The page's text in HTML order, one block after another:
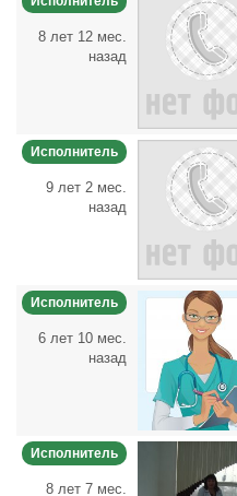
8 лет 12 мес.
назад
Исполнитель
9 лет 2 мес.
назад
Исполнитель
6 лет 10 мес.
назад
Исполнитель
8 лет 7 мес.